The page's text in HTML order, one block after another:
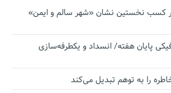
کسب نخستین نشان «شهر سالم و ایمن»
پایان هفته/ انسداد و یکطرفه‌سازی
را به توهم تبدیل می‌کند